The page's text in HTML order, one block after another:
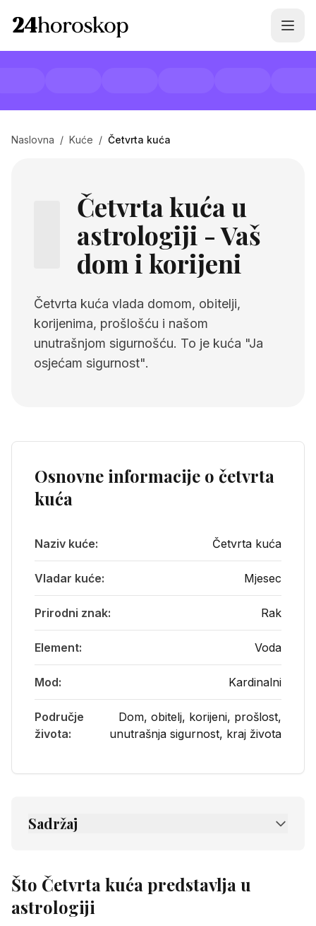
Naslovna / Kuće / Četvrta kuća
Četvrta kuća u
astrologiji - Vaš
dom i korijeni
Četvrta kuća vlada domom, obitelji,
korijenima, prošlošću i našom
unutrašnjom sigurnošću. To je kuća "Ja
osjećam sigurnost".
Osnovne informacije o četvrta
kuća
Naziv kuće: Četvrta kuća
Vladar kuće: Mjesec
Prirodni znak: Rak
Element: Voda
Mod: Kardinalni
Područje
života:
Dom, obitelj, korijeni, prošlost,
unutrašnja sigurnost, kraj života
Sadržaj
1.1
kuća
1.2 Kako se energije Četvrte kuće
Što Četvrta kuća predstavlja u
astrologiji